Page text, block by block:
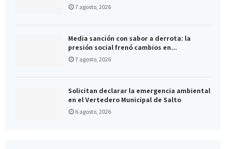
7 agosto, 2026
Media sanción con sabor a derrota: la
presión social frenó cambios en...
7 agosto, 2026
Solicitan declarar la emergencia ambiental
en el Vertedero Municipal de Salto
6 agosto, 2026